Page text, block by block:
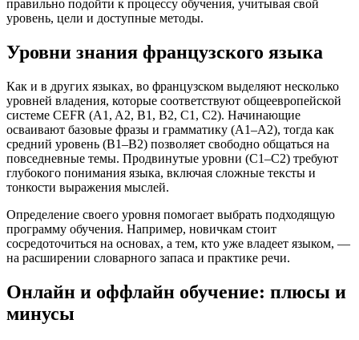
правильно подойти к процессу обучения, учитывая свой
уровень, цели и доступные методы.
Уровни знания французского языка
Как и в других языках, во французском выделяют несколько
уровней владения, которые соответствуют общеевропейской
системе CEFR (A1, A2, B1, B2, C1, C2). Начинающие
осваивают базовые фразы и грамматику (A1–A2), тогда как
средний уровень (B1–B2) позволяет свободно общаться на
повседневные темы. Продвинутые уровни (C1–C2) требуют
глубокого понимания языка, включая сложные тексты и
тонкости выражения мыслей.
Определение своего уровня помогает выбрать подходящую
программу обучения. Например, новичкам стоит
сосредоточиться на основах, а тем, кто уже владеет языком, —
на расширении словарного запаса и практике речи.
Онлайн и оффлайн обучение: плюсы и
минусы